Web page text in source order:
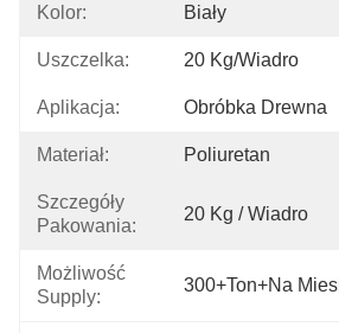
Kolor: Biały
Uszczelka: 20 Kg/wiadro
Aplikacja: Obróbka Drewna
Materiał: Poliuretan
Szczegóły
Pakowania:
20 Kg / Wiadro
Możliwość
Supply:
300+Ton+na